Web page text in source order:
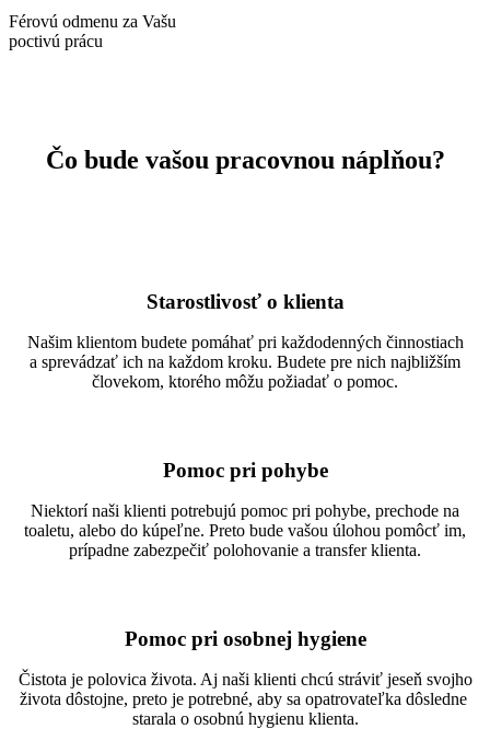
Férovú odmenu za Vašu
poctivú prácu
Čo bude vašou pracovnou náplňou?
Starostlivosť o klienta
Našim klientom budete pomáhať pri každodenných činnostiach
a sprevádzať ich na každom kroku. Budete pre nich najbližším
človekom, ktorého môžu požiadať o pomoc.
Pomoc pri pohybe
Niektorí naši klienti potrebujú pomoc pri pohybe, prechode na
toaletu, alebo do kúpeľne. Preto bude vašou úlohou pomôcť im,
prípadne zabezpečiť polohovanie a transfer klienta.
Pomoc pri osobnej hygiene
Čistota je polovica života. Aj naši klienti chcú stráviť jeseň svojho
života dôstojne, preto je potrebné, aby sa opatrovateľka dôsledne
starala o osobnú hygienu klienta.